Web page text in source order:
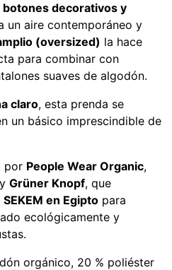
botones decorativos y
un aire contemporáneo y
(oversized) la hace
para combinar con
suaves de algodón.
claro, esta prenda se
un básico imprescindible de
por People Wear Organic,
y Grüner Knopf, que
SEKEM en Egipto para
ecológicamente y
orgánico, 20 % poliéster